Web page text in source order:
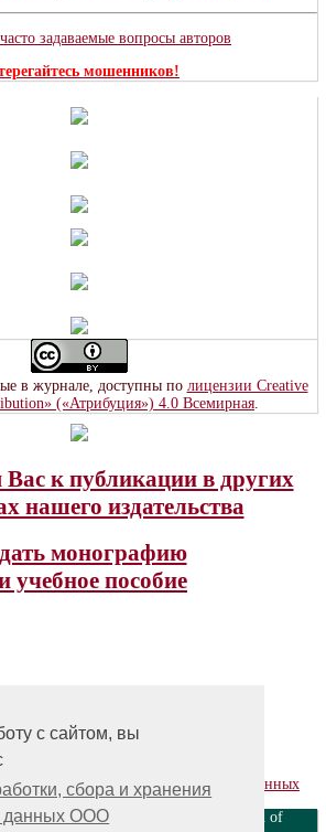
с сайтом, вы
сбора и хранения
данных ООО
задаваемые вопросы авторов
мошенников!
в журнале, доступны по лицензии Creative
(«Атрибуция») 4.0 Всемирная.
к публикации в других
нашего издательства
монографию
учебное пособие
редакция
сбора и хранения персональных данных
науки» \ «Publishing company «World of